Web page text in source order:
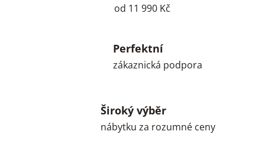
od 11 990 Kč
Perfektní
zákaznická podpora
Široký výběr
nábytku za rozumné ceny